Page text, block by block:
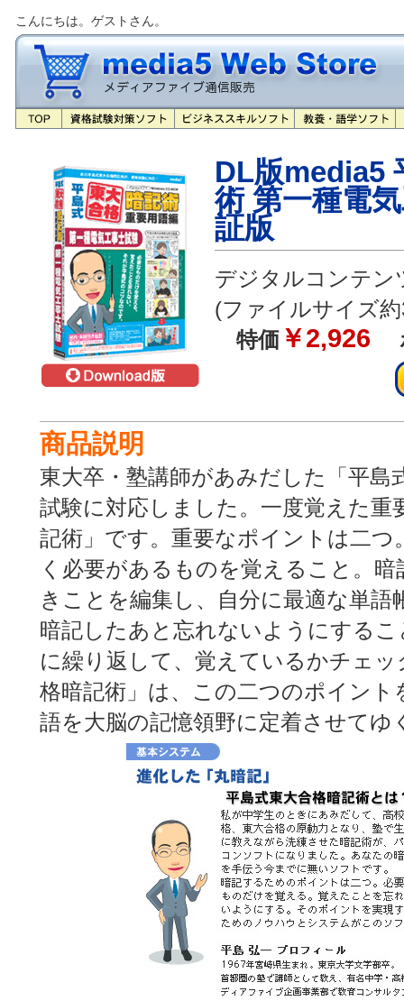
こんにちは。ゲストさん。
DL版media5
術 第一種電
証版
デジタルコンテン
(ファイルサイズ
特価 ￥2,926
商品説明
東大卒・塾講師があみだした「平島
試験に対応しました。一度覚えた重
記術」です。重要なポイントは二
く必要があるものを覚えること。
きことを編集し、自分に最適な単
暗記したあと忘れないようにする
に繰り返して、覚えているかチェ
格暗記術」は、この二つのポイン
語を大脳の記憶領野に定着させてゆ